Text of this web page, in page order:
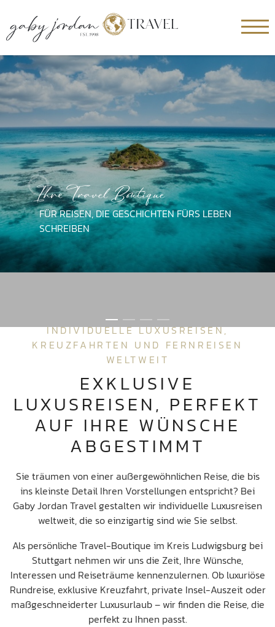
Ihre Travel Boutique
FÜR BEZAUBERNDE RESORTS UND
VERSTECKTE INSELPARADIESE
INDIVIDUELLE LUXUSREISEN,
KREUZFAHRTEN UND FERNREISEN
WELTWEIT
EXKLUSIVE
LUXUSREISEN, PERFEKT
AUF IHRE WÜNSCHE
ABGESTIMMT
Sie träumen von einer außergewöhnlichen Reise, die bis
ins kleinste Detail Ihren Vorstellungen entspricht? Bei
Gaby Jordan Travel gestalten wir individuelle Luxusreisen
weltweit, die so einzigartig sind wie Sie selbst.
Als persönliche Travel-Boutique im Kreis Ludwigsburg bei
Stuttgart nehmen wir uns die Zeit, Ihre Wünsche,
Interessen und Reiseträume kennenzulernen. Ob luxuriöse
Rundreise, exklusive Kreuzfahrt, private Insel-Auszeit oder
maßgeschneiderter Luxusurlaub – wir finden die Reise, die
perfekt zu Ihnen passt.